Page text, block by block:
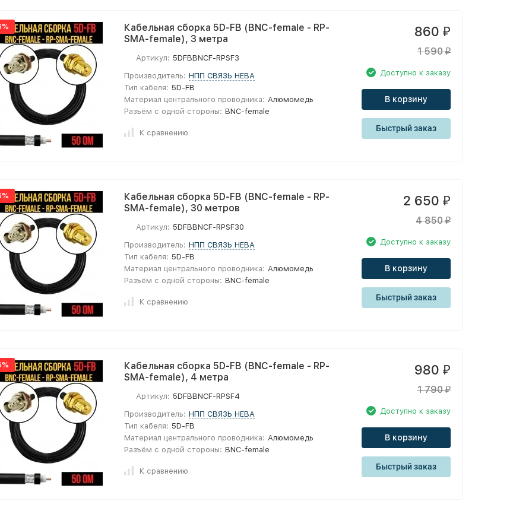
Кабельная сборка 5D-FB (BNC-female - RP-
SMA-female), 3 метра
Артикул: 5DFBBNCF-RPSF3
Производитель: НПП СВЯЗЬ НЕВА
Тип кабеля: 5D-FB
Материал центрального проводника: Алюмомедь
Разъём с одной стороны: BNC-female
К сравнению
860 ₽
1 590₽
Доступно к заказу
В корзину
Быстрый заказ
Кабельная сборка 5D-FB (BNC-female - RP-
SMA-female), 30 метров
Артикул: 5DFBBNCF-RPSF30
Производитель: НПП СВЯЗЬ НЕВА
Тип кабеля: 5D-FB
Материал центрального проводника: Алюмомедь
Разъём с одной стороны: BNC-female
К сравнению
2 650 ₽
4 850₽
Доступно к заказу
В корзину
Быстрый заказ
Кабельная сборка 5D-FB (BNC-female - RP-
SMA-female), 4 метра
Артикул: 5DFBBNCF-RPSF4
Производитель: НПП СВЯЗЬ НЕВА
Тип кабеля: 5D-FB
Материал центрального проводника: Алюмомедь
Разъём с одной стороны: BNC-female
К сравнению
980 ₽
1 790₽
Доступно к заказу
В корзину
Быстрый заказ